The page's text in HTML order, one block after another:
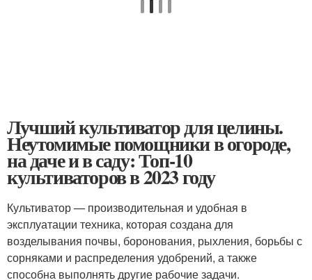
Лучший культиватор для целины.
Неутомимые помощники в огороде,
на даче и в саду: Топ-10
культиваторов в 2023 году
Культиватор — производительная и удобная в
эксплуатации техника, которая создана для
возделывания почвы, боронования, рыхления, борьбы с
сорняками и распределения удобрений, а также
способна выполнять другие рабочие задачи.